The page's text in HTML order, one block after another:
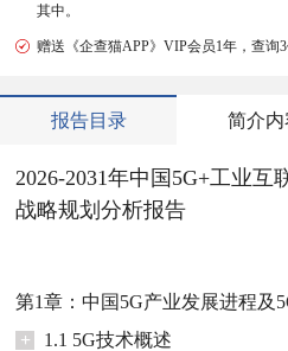
其中。
赠送《企查猫APP》VIP会员1年，查询3
报告目录 简介内
2026-2031年中国5G+工业
战略规划分析报告
第1章：中国5G产业发展进程及
+
1.1 5G技术概述